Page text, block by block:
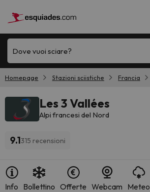
Dove vuoi sciare?
Homepage Stazioni sciistiche Francia
Les 3 Vallées
Alpi francesi del Nord
9.1315 recensioni
Info Bollettino Offerte Webcam Meteo